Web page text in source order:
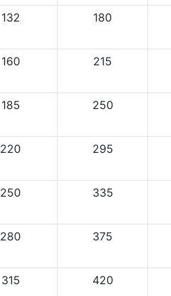
132 180
160 215
185 250
220 295
250 335
280 375
315 420